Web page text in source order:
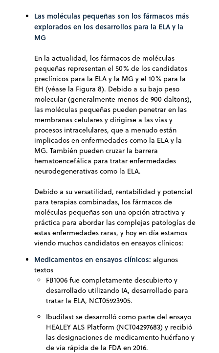
Las moléculas pequeñas son los fármacos más
explorados en los desarrollos para la ELA y la
MG
En la actualidad, los fármacos de moléculas
pequeñas representan el 50% de los candidatos
preclínicos para la ELA y la MG y el 10% para la
EH (véase la Figura 8). Debido a su bajo peso
molecular (generalmente menos de 900 daltons),
las moléculas pequeñas pueden penetrar en las
membranas celulares y dirigirse a las vías y
procesos intracelulares, que a menudo están
implicados en enfermedades como la ELA y la
MG. También pueden cruzar la barrera
hematoencefálica para tratar enfermedades
neurodegenerativas como la ELA.
Debido a su versatilidad, rentabilidad y potencial
para terapias combinadas, los fármacos de
moléculas pequeñas son una opción atractiva y
práctica para abordar las complejas patologías de
estas enfermedades raras, y hoy en día estamos
viendo muchos candidatos en ensayos clínicos:
Medicamentos en ensayos clínicos: algunos
textos
FB1006 fue completamente descubierto y
desarrollado utilizando IA, desarrollado para
tratar la ELA, NCT05923905.
Ibudilast se desarrolló como parte del ensayo
HEALEY ALS Platform (NCT04297683) y recibió
las designaciones de medicamento huérfano y
de vía rápida de la FDA en 2016.